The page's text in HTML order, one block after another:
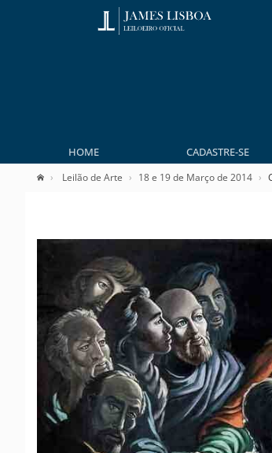
HOME CADASTRE-SE
Leilão de Arte 18 e 19 de Março de 2014